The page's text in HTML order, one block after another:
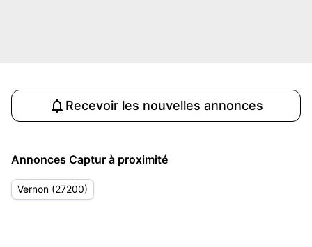
Recevoir les nouvelles annonces
Annonces Captur à proximité
Vernon (27200)